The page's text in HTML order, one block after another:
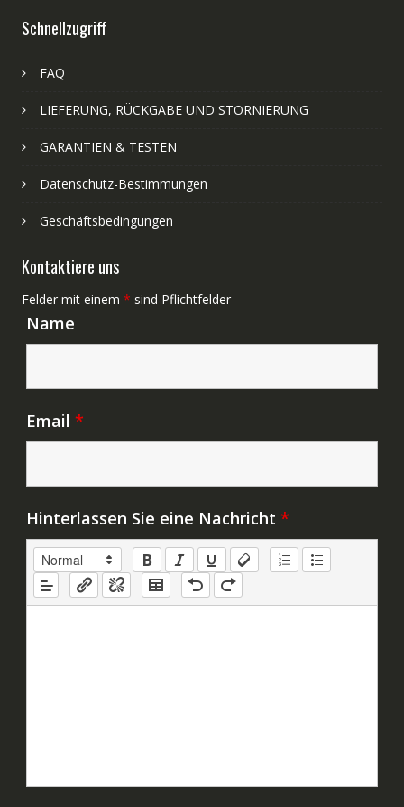
Schnellzugriff
FAQ
LIEFERUNG, RÜCKGABE UND STORNIERUNG
GARANTIEN & TESTEN
Datenschutz-Bestimmungen
Geschäftsbedingungen
Kontaktiere uns
Felder mit einem * sind Pflichtfelder
Name
Email *
Hinterlassen Sie eine Nachricht *